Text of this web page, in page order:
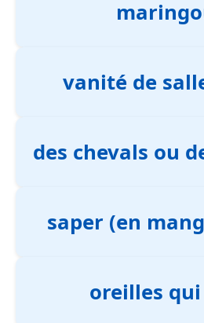
vanité de
des chevals ou
saper (en
oreilles